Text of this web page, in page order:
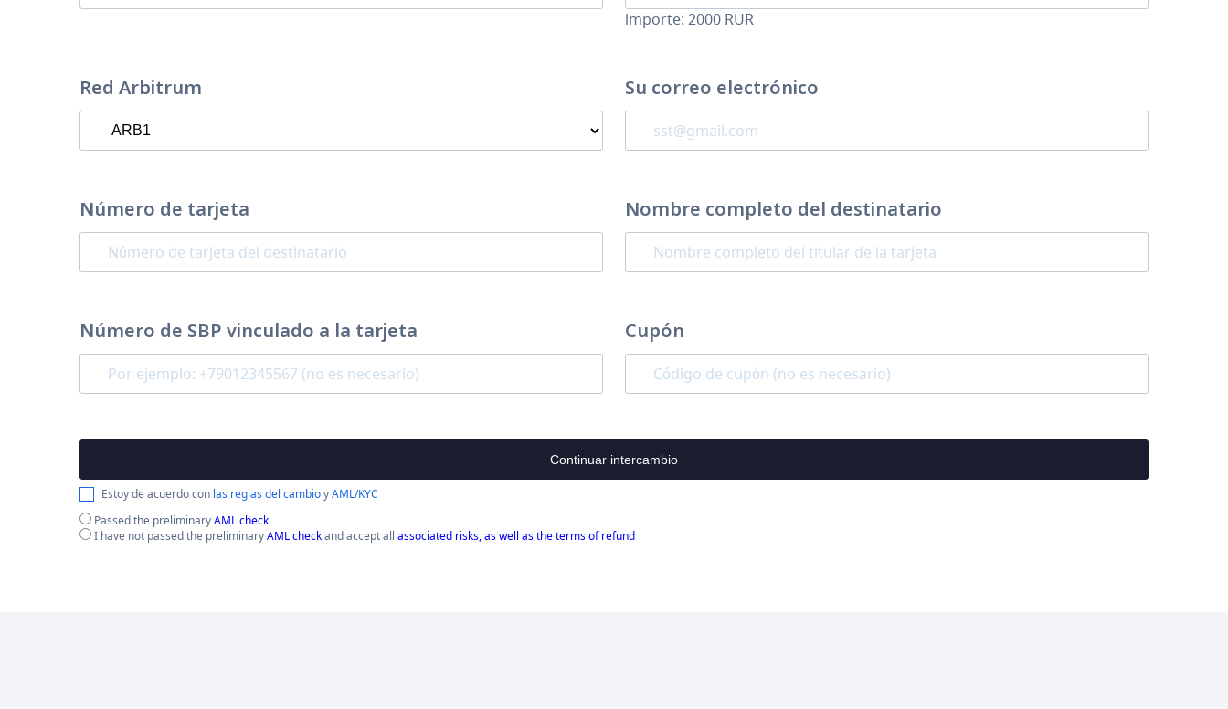
importe: 2000 RUR
Red Arbitrum Su correo electrónico
Número de tarjeta Nombre completo del destinatario
Número de SBP vinculado a la tarjeta Cupón
Continuar intercambio
Estoy de acuerdo con las reglas del cambioyAML/KYC
Passed the preliminaryAML check
I have not passed the preliminaryAML checkand accept all associated risks, as well as the terms of refund